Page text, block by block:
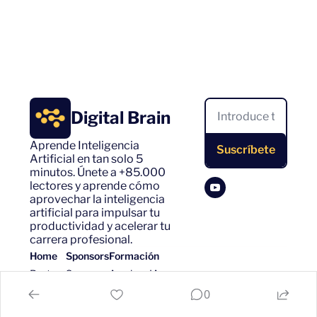
Digital Brain
Aprende Inteligencia
Artificial en tan solo 5
minutos. Únete a +85.000
lectores y aprende cómo
aprovechar la inteligencia
artificial para impulsar tu
productividad y acelerar tu
carrera profesional.
Suscríbete
Home
Posts
Sponsors
Sponsors
Formación
Academ·IA
0